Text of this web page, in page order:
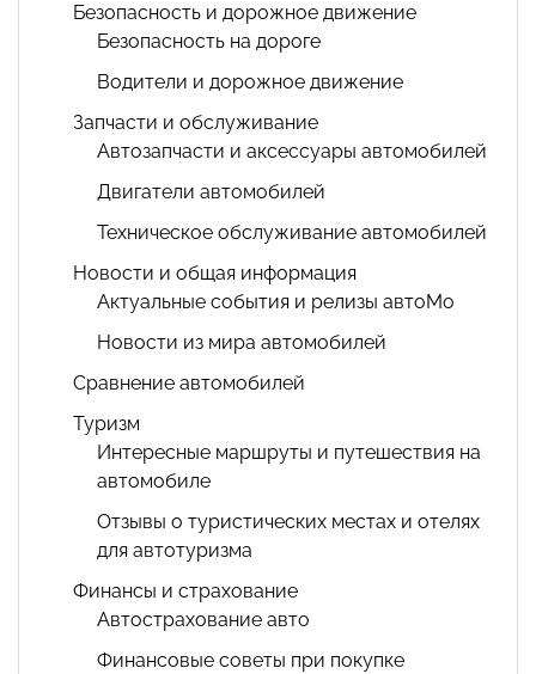
Безопасность и дорожное движение
Безопасность на дороге
Водители и дорожное движение
Запчасти и обслуживание
Автозапчасти и аксессуары автомобилей
Двигатели автомобилей
Техническое обслуживание автомобилей
Новости и общая информация
Актуальные события и релизы автоМо
Новости из мира автомобилей
Сравнение автомобилей
Туризм
Интересные маршруты и путешествия на
автомобиле
Отзывы о туристических местах и отелях
для автотуризма
Финансы и страхование
Автострахование авто
Финансовые советы при покупке